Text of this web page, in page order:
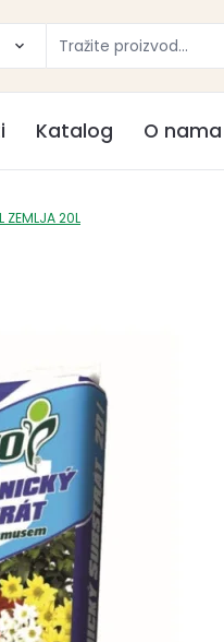
Katalog O nama
ZEMLJA 20L